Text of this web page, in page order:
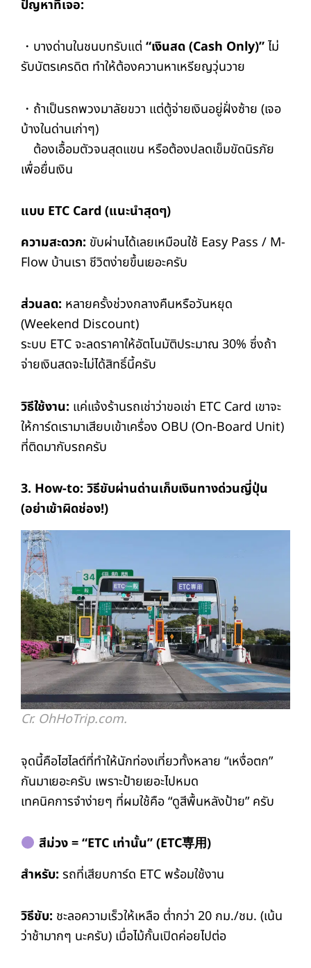
ปัญหาที่เจอ:
・บางด่านในชนบทรับแต่ “เงินสด (Cash Only)”ไม่
รับบัตรเครดิต ทำให้ต้องควานหาเหรียญวุ่นวาย
・ถ้าเป็นรถพวงมาลัยขวา แต่ตู้จ่ายเงินอยู่ฝั่งซ้าย (เจอ
บ้างในด่านเก่าๆ)
ต้องเอื้อมตัวจนสุดแขน หรือต้องปลดเข็มขัดนิรภัย
เพื่อยื่นเงิน
แบบ ETC Card (แนะนำสุดๆ)
ความสะดวก: ขับผ่านได้เลยเหมือนใช้ Easy Pass / M-
Flow บ้านเรา ชีวิตง่ายขึ้นเยอะครับ
ส่วนลด: หลายครั้งช่วงกลางคืนหรือวันหยุด
(Weekend Discount)
ระบบ ETC จะลดราคาให้อัตโนมัติประมาณ 30% ซึ่งถ้า
จ่ายเงินสดจะไม่ได้สิทธิ์นี้ครับ
วิธีใช้งาน: แค่แจ้งร้านรถเช่าว่าขอเช่า ETC Card เขาจะ
ให้การ์ดเรามาเสียบเข้าเครื่อง OBU (On-Board Unit)
ที่ติดมากับรถครับ
3. How-to: วิธีขับผ่านด่านเก็บเงินทางด่วนญี่ปุ่น
(อย่าเข้าผิดช่อง!)
Cr. OhHoTrip.com.
จุดนี้คือไฮไลต์ที่ทำให้นักท่องเที่ยวทั้งหลาย “เหงื่อตก”
กันมาเยอะครับ เพราะป้ายเยอะไปหมด
เทคนิคการจำง่ายๆ ที่ผมใช้คือ “ดูสีพื้นหลังป้าย” ครับ
สีม่วง = “ETC เท่านั้น” (ETC専用)
สำหรับ: รถที่เสียบการ์ด ETC พร้อมใช้งาน
วิธีขับ: ชะลอความเร็วให้เหลือ ต่ำกว่า 20 กม./ชม. (เน้น
ว่าช้ามากๆ นะครับ) เมื่อไม้กั้นเปิดค่อยไปต่อ